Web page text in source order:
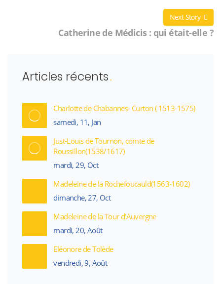
Next Story
Catherine de Médicis : qui était-elle ?
Articles récents
Charlotte de Chabannes- Curton ( 1513-1575)
samedi, 11, Jan
Just-Louis de Tournon, comte de
Roussillon(1538/1617)
mardi, 29, Oct
Madeleine de la Rochefoucauld(1563-1602)
dimanche, 27, Oct
Madeleine de la Tour d’Auvergne
mardi, 20, Août
Eléonore de Tolède
vendredi, 9, Août